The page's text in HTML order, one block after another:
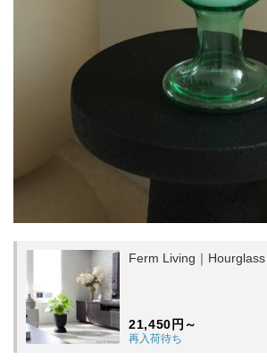
Ferm Living｜
21,450円～
再入荷待ち